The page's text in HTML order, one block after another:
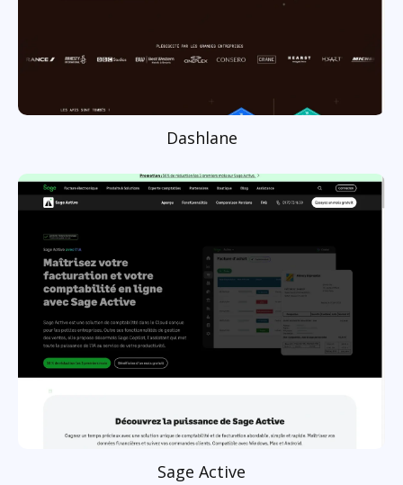
Dashlane
Sage Active